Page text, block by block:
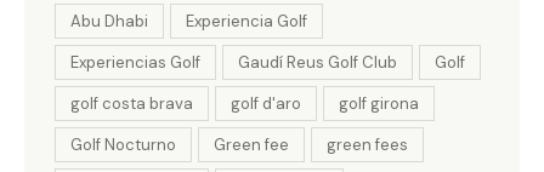
Abu Dhabi
Experiencia Golf
Experiencias Golf
Gaudí Reus Golf Club
Golf
golf costa brava
golf d'aro
golf girona
Golf Nocturno
Green fee
green fees